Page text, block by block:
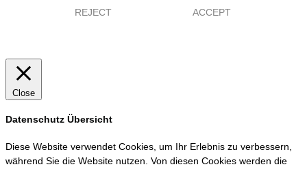
REJECT ACCEPT
Close
Datenschutz Übersicht
Diese Website verwendet Cookies, um Ihr Erlebnis zu verbessern,
während Sie die Website nutzen. Von diesen Cookies werden die